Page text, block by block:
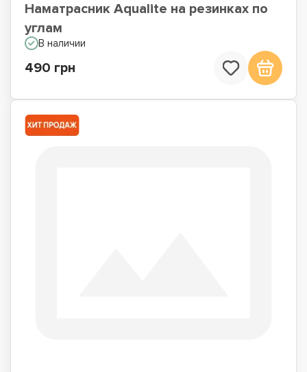
Наматрасник Aqualite на резинках по
углам
В наличии
490 грн